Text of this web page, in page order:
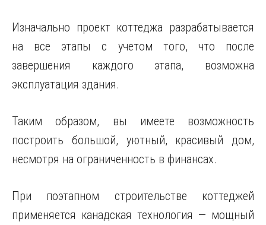
Изначально проект коттеджа разрабатывается
на все этапы с учетом того, что после
завершения каждого этапа, возможна
эксплуатация здания.
Таким образом, вы имеете возможность
построить большой, уютный, красивый дом,
несмотря на ограниченность в финансах.
При поэтапном строительстве коттеджей
применяется канадская технология — мощный